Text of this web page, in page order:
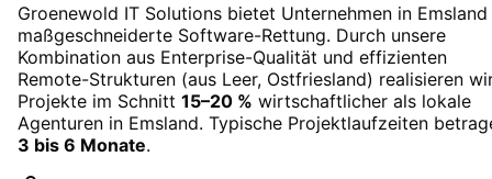
Groenewold IT Solutions bietet Unternehmen in Emsland
maßgeschneiderte Software-Rettung. Durch unsere
Kombination aus Enterprise-Qualität und effizienten
Remote-Strukturen (aus Leer, Ostfriesland) realisieren
Projekte im Schnitt 15–20 % wirtschaftlicher als lokale
Agenturen in Emsland. Typische Projektlaufzeiten
3 bis 6 Monate.